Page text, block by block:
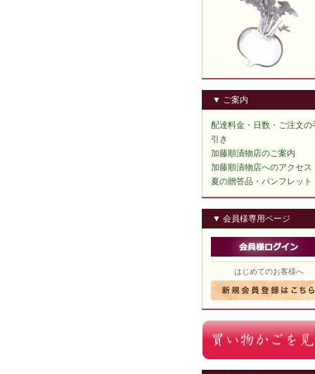
▼ ご案内
配達料金・日数・ご注文の
引き
加藤順漬物店のご案内
加藤順漬物店へのアクセス
夏の贈答品・パンフレット
▼ 会員様専用ページ
はじめてのお客様へ